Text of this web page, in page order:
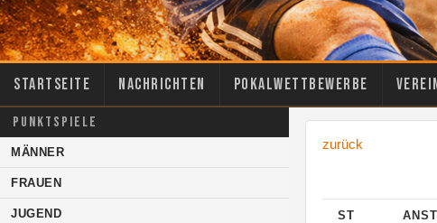
Startseite Nachrichten Pokalwettbewerbe
PUNKTSPIELE
MÄNNER
FRAUEN
JUGEND
zurück
ST